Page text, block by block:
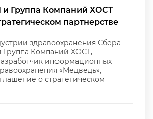
Группа Компаний ХОСТ
партнерстве
здравоохранения Сбера –
Компаний ХОСТ,
информационных
«Медведь»,
о стратегическом